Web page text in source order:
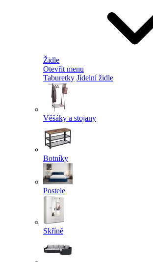
Židle
Otevřít menu
Taburetky Jídelní židle
Věšáky a stojany
Botníky
Postele
Skříně